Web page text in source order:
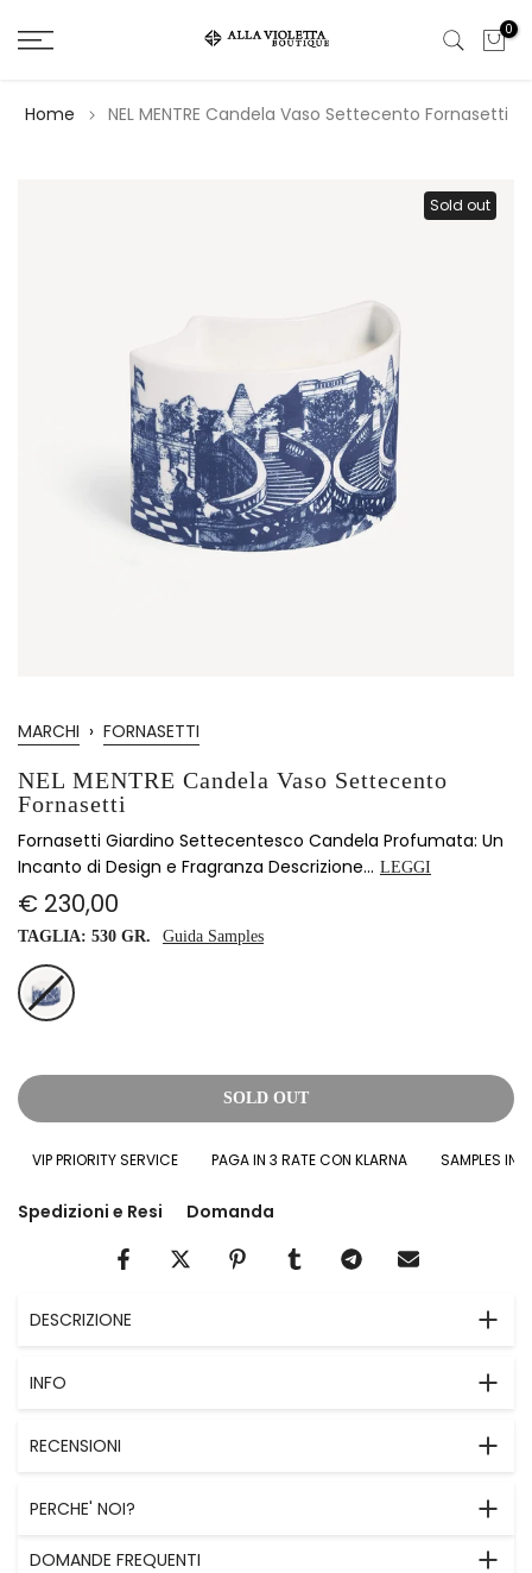
il
0
Home NEL MENTRE Candela Vaso Settecento Fornasetti
Sold out
MARCHI › FORNASETTI
NEL MENTRE Candela Vaso Settecento
Fornasetti
Fornasetti Giardino Settecentesco Candela Profumata: Un
Incanto di Design e Fragranza Descrizione... LEGGI
€ 230,00
TAGLIA: 530 GR. Guida Samples
SOLD OUT
VIP PRIORITY SERVICE PAGA IN 3 RATE CON KLARNA SAMPLES IN
Spedizioni e Resi Domanda
DESCRIZIONE
INFO
RECENSIONI
PERCHE' NOI?
DOMANDE FREQUENTI